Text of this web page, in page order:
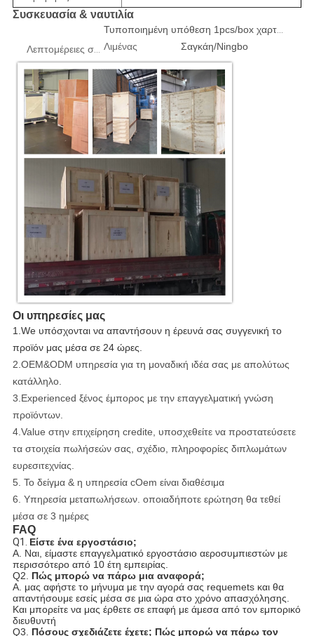
Συσκευασία & ναυτιλία
Λεπτομέρειες συσκευασίας
Τυποποιημένη υπόθεση 1pcs/box χαρτοκιβωτίων ή κοντραπλακέ εξαγωγής
Λιμένας Σαγκάη/Ningbo
Οι υπηρεσίες μας
1.We υπόσχονται να απαντήσουν η έρευνά σας συγγενική το
προϊόν μας μέσα σε 24 ώρες.
2.OEM&ODM υπηρεσία για τη μοναδική ιδέα σας με απολύτως
κατάλληλο.
3.Experienced ξένος έμπορος με την επαγγελματική γνώση
προϊόντων.
4.Value στην επιχείρηση credite, υποσχεθείτε να προστατεύσετε
τα στοιχεία πωλήσεών σας, σχέδιο, πληροφορίες διπλωμάτων
ευρεσιτεχνίας.
5. Το δείγμα & η υπηρεσία cOem είναι διαθέσιμα
6. Υπηρεσία μεταπωλήσεων. οποιαδήποτε ερώτηση θα τεθεί
μέσα σε 3 ημέρες
FAQ
Q1. Είστε ένα εργοστάσιο;
Α. Ναι, είμαστε επαγγελματικό εργοστάσιο αεροσυμπιεστών με
περισσότερο από 10 έτη εμπειρίας.
Q2. Πώς μπορώ να πάρω μια αναφορά;
Α. μας αφήστε το μήνυμα με την αγορά σας requemets και θα
απαντήσουμε εσείς μέσα σε μια ώρα στο χρόνο απασχόλησης.
Και μπορείτε να μας έρθετε σε επαφή με άμεσα από τον εμπορικό
διευθυντή
Q3. Πόσους σχεδιάζετε έχετε; Πώς μπορώ να πάρω τον